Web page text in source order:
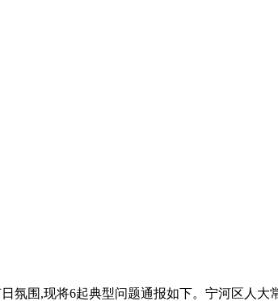
氛围,现将6起典型问题通报如下。宁河区人大